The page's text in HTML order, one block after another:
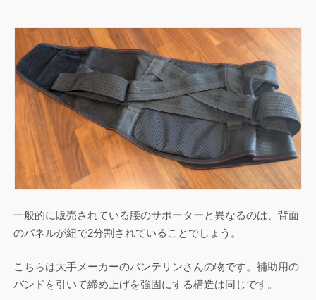
一般的に販売されている腰のサポーターと異なるのは、背面
のパネルが紐で2分割されていることでしょう。
こちらは大手メーカーのバンテリンさんの物です。補助用の
バンドを引いて締め上げを強固にする構造は同じです。